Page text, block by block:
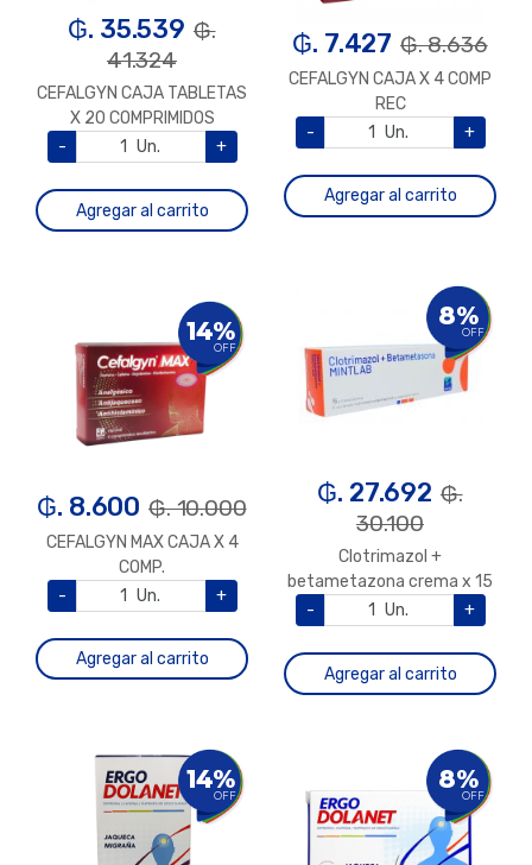
₲. 35.539 ₲.
41.324
CEFALGYN CAJA TABLETAS
X 20 COMPRIMIDOS
-
Un. +
Agregar al carrito
₲. 7.427 ₲. 8.636
CEFALGYN CAJA X 4 COMP
REC
-
Un. +
Agregar al carrito
14%
OFF
₲. 8.600 ₲. 10.000
CEFALGYN MAX CAJA X 4
COMP.
-
Un. +
Agregar al carrito
8%
OFF
₲. 27.692 ₲.
30.100
Clotrimazol +
betametazona crema x 15
gramos.
- Un. +
Agregar al carrito
14%
OFF
8%
OFF